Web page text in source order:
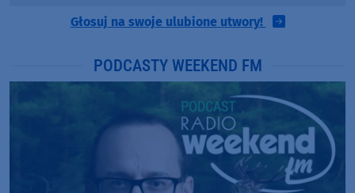
Głosuj na swoje ulubione utwory!
PODCASTY WEEKEND FM